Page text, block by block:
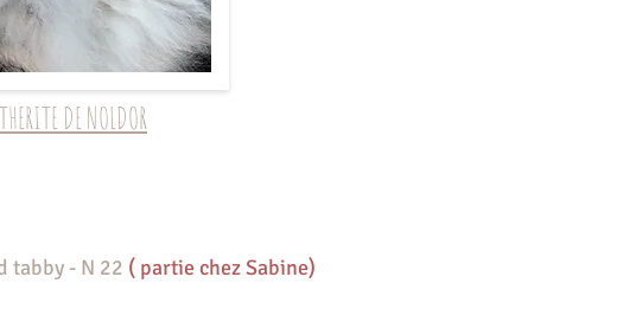
DE NOLDOR
tabby - N 22 ( partie chez Sabine)